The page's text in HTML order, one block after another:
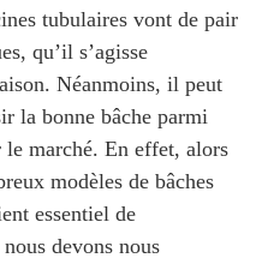
tubulaires vont de pair
qu’il s’agisse
Néanmoins, il peut
la bonne bâche parmi
le marché. En effet, alors
modèles de bâches
essentiel de
devons nous